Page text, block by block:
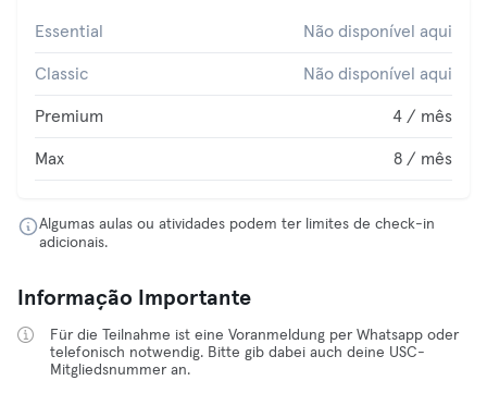
Essential Não disponível aqui
Classic Não disponível aqui
Premium 4 / mês
Max 8 / mês
Algumas aulas ou atividades podem ter limites de check-in
adicionais.
Informação Importante
Für die Teilnahme ist eine Voranmeldung per Whatsapp oder
telefonisch notwendig. Bitte gib dabei auch deine USC-
Mitgliedsnummer an.